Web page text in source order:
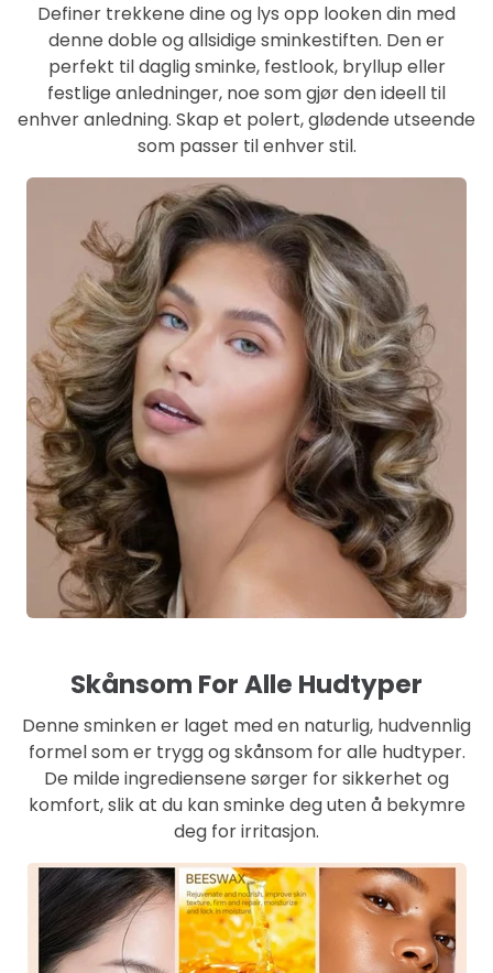
Definer trekkene dine og lys opp looken din med
denne doble og allsidige sminkestiften. Den er
perfekt til daglig sminke, festlook, bryllup eller
festlige anledninger, noe som gjør den ideell til
enhver anledning. Skap et polert, glødende utseende
som passer til enhver stil.
Skånsom For Alle Hudtyper
Denne sminken er laget med en naturlig, hudvennlig
formel som er trygg og skånsom for alle hudtyper.
De milde ingrediensene sørger for sikkerhet og
komfort, slik at du kan sminke deg uten å bekymre
deg for irritasjon.